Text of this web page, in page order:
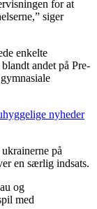
for at
siger
enkelte
andet på Pre-
nyheder
på
en særlig indsats.
og
med